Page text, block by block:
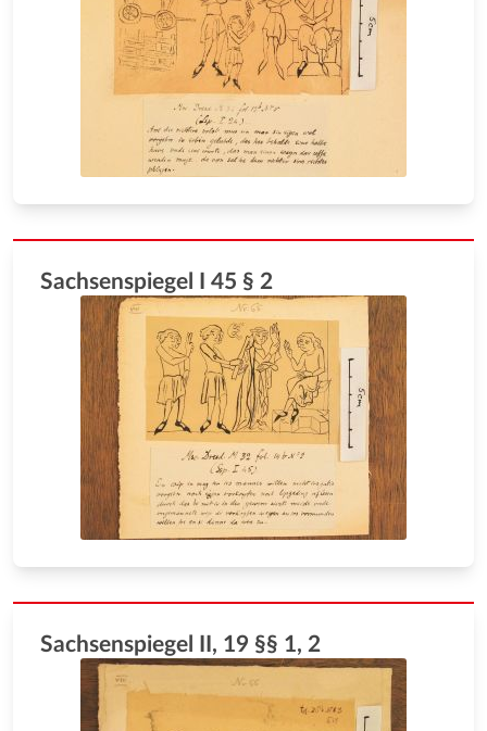
Sachsenspiegel I 45 § 2
Sachsenspiegel II, 19 §§ 1, 2